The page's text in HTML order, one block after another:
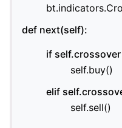
def next(self):
if
self.buy()
elif
self.sell()